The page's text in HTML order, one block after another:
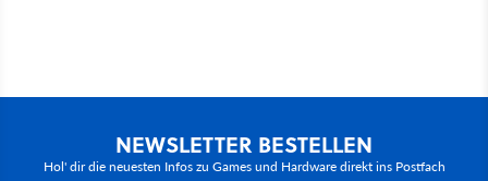
NEWSLETTER BESTELLEN
Hol' dir die neuesten Infos zu Games und Hardware direkt ins Postfach